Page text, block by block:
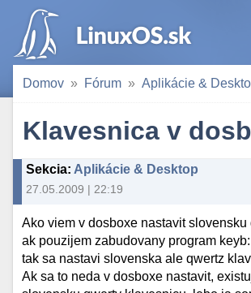
Domov Fórum Aplikácie &
Klavesnica v
Sekcia: Aplikácie & Desktop
27.05.2009 | 22:19
Ako viem v dosboxe nastavit
ak pouzijem zabudovany program
tak sa nastavi slovenska ale qwertz
Ak sa to neda v dosboxe nastavit,